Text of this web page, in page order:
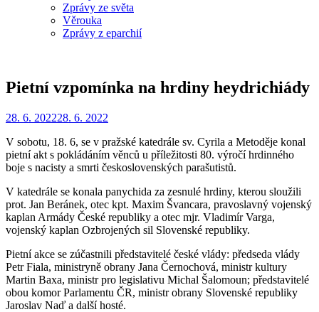
Zprávy ze světa
Věrouka
Zprávy z eparchií
Pietní vzpomínka na hrdiny heydrichiády
Autor Redakce
Zveřejněno
28. 6. 202228. 6. 2022
V sobotu, 18. 6, se v pražské katedrále sv. Cyrila a Metoděje konal
pietní akt s pokládáním věnců u příležitosti 80. výročí hrdinného
boje s nacisty a smrti československých parašutistů.
V katedrále se konala panychida za zesnulé hrdiny, kterou sloužili
prot. Jan Beránek, otec kpt. Maxim Švancara, pravoslavný vojenský
kaplan Armády České republiky a otec mjr. Vladimír Varga,
vojenský kaplan Ozbrojených sil Slovenské republiky.
Pietní akce se zúčastnili představitelé české vlády: předseda vlády
Petr Fiala, ministryně obrany Jana Černochová, ministr kultury
Martin Baxa, ministr pro legislativu Michal Šalomoun; představitelé
obou komor Parlamentu ČR, ministr obrany Slovenské republiky
Jaroslav Naď a další hosté.